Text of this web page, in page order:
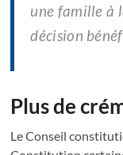
une famille à
décision
Plus de
Le Conseil